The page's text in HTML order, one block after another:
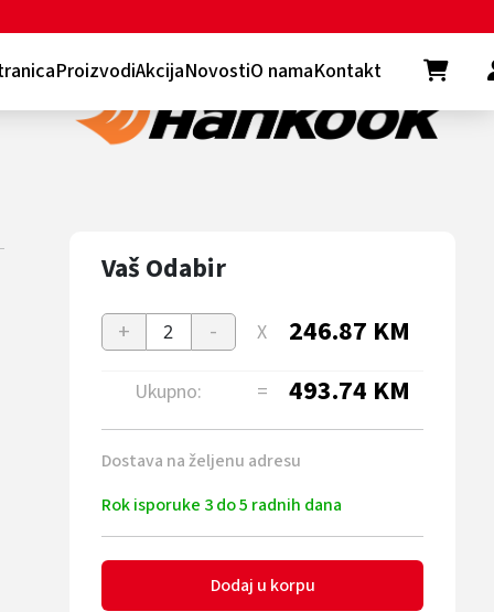
ProizvodiAkcijaNovostiO namaKontakt
Vaš Odabir
+ 2 - X 246.87 KM
Ukupno: = 493.74 KM
Dostava na željenu adresu
Rok isporuke 3 do 5 radnih dana
Dodaj u korpu